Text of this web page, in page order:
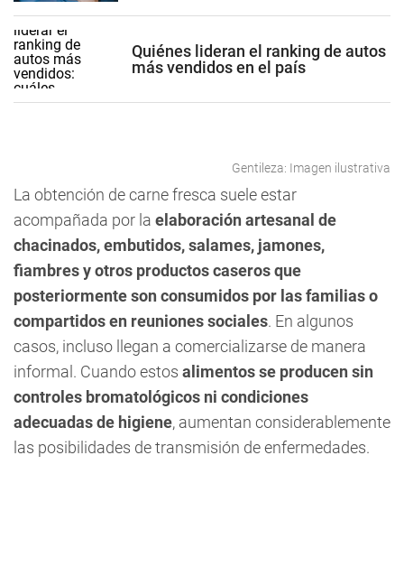
Quiénes lideran el ranking de autos
más vendidos en el país
Gentileza: Imagen ilustrativa
La obtención de carne fresca suele estar
acompañada por la elaboración artesanal de
chacinados, embutidos, salames, jamones,
fiambres y otros productos caseros que
posteriormente son consumidos por las familias o
compartidos en reuniones sociales. En algunos
casos, incluso llegan a comercializarse de manera
informal. Cuando estos alimentos se producen sin
controles bromatológicos ni condiciones
adecuadas de higiene, aumentan considerablemente
las posibilidades de transmisión de enfermedades.